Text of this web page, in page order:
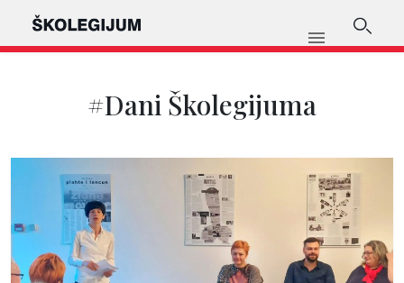
#Dani Školegijuma